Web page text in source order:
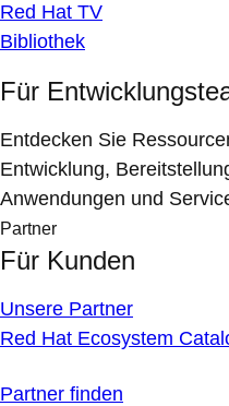
Red Hat TV
Bibliothek
Für
Entdecken Sie
Entwicklung,
Anwendungen und
Partner
Für Kunden
Unsere Partner
Red Hat Ecosystem
Partner finden